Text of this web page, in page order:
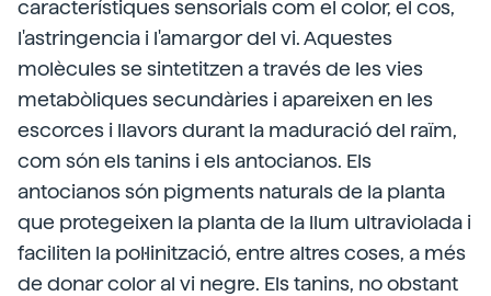
característiques sensorials com el color, el cos,
l'astringencia i l'amargor del vi. Aquestes
molècules se sintetitzen a través de les vies
metabòliques secundàries i apareixen en les
escorces i llavors durant la maduració del raïm,
com són els tanins i els antocianos. Els
antocianos són pigments naturals de la planta
que protegeixen la planta de la llum ultraviolada i
faciliten la pol·linització, entre altres coses, a més
de donar color al vi negre. Els tanins, no obstant